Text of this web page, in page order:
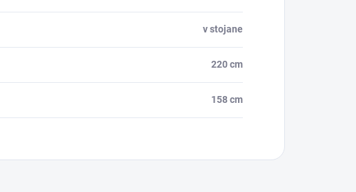
v stojane
220 cm
158 cm